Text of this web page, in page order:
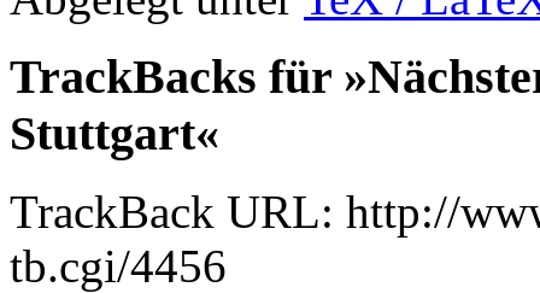
TrackBacks für
Stuttgart«
TrackBack URL: http://
tb.cgi/4456